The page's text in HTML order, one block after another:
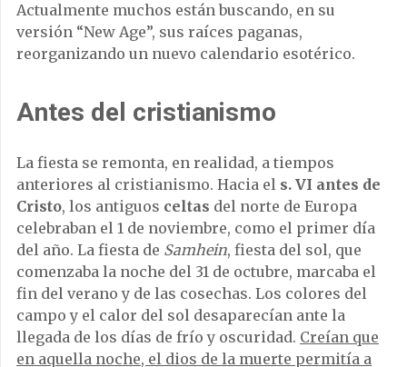
Actualmente muchos están buscando, en su
versión “New Age”, sus raíces paganas,
reorganizando un nuevo calendario esotérico.
Antes del cristianismo
La fiesta se remonta, en realidad, a tiempos
anteriores al cristianismo. Hacia el s. VI antes de
Cristo, los antiguos celtas del norte de Europa
celebraban el 1 de noviembre, como el primer día
del año. La fiesta de Samhein, fiesta del sol, que
comenzaba la noche del 31 de octubre, marcaba el
fin del verano y de las cosechas. Los colores del
campo y el calor del sol desaparecían ante la
llegada de los días de frío y oscuridad. Creían que
en aquella noche, el dios de la muerte permitía a